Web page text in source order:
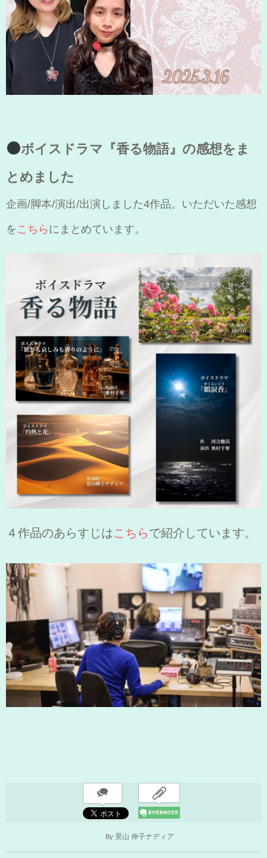
ボイスドラマ『香る物語』の感想をま
とめました
企画/脚本/演出/出演しました4作品。いただいた感想
を こちら にまとめています。
４作品のあらすじはこちらで紹介しています。
By 景山 伸子ナディア